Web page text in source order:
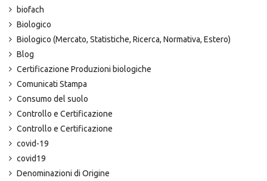
biofach
Biologico
Biologico (Mercato, Statistiche, Ricerca, Normativa, Estero)
Blog
Certificazione Produzioni biologiche
Comunicati Stampa
Consumo del suolo
Controllo e Certificazione
Controllo e Certificazione
covid-19
covid19
Denominazioni di Origine